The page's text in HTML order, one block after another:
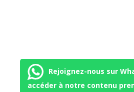
Rejoignez-nous sur
accéder à notre contenu